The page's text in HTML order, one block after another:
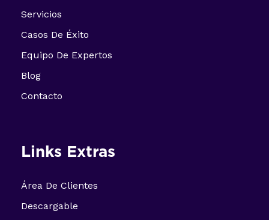
Servicios
Casos De Éxito
Equipo De Expertos
Blog
Contacto
Links Extras
Área De Clientes
Descargable